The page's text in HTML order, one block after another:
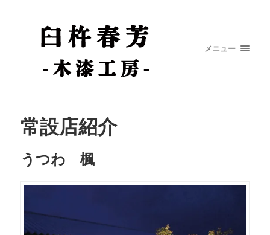
メニュー
常設店紹介
うつわ 楓